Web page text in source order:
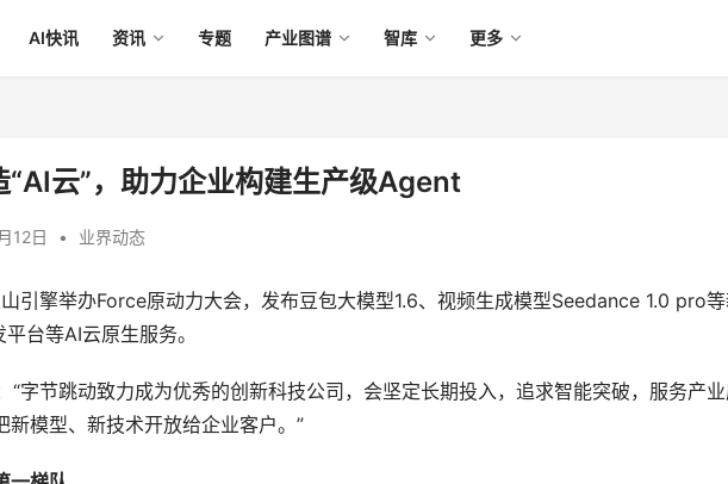
AI快讯 资讯 专题 产业图谱 智库 更多
“AI云”，助力企业构建生产级Agent
12日 • 业界动态
引擎举办Force原动力大会，发布豆包大模型1.6、视频生成模型Seedance 1.0 pro
台等AI云原生服务。
“字节跳动致力成为优秀的创新科技公司，会坚定长期投入，追求智能突破，服务产
新模型、新技术开放给企业客户。”